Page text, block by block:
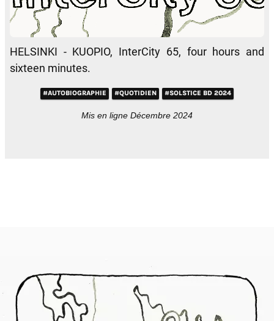
HELSINKI - KUOPIO, InterCity 65, four hours and
sixteen minutes.
#AUTOBIOGRAPHIE #QUOTIDIEN #SOLSTICE BD 2024
Mis en ligne Décembre 2024